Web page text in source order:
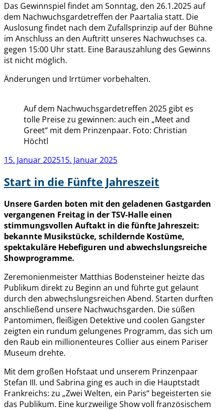
Das Gewinnspiel findet am Sonntag, den 26.1.2025 auf
dem Nachwuchsgardetreffen der Paartalia statt. Die
Auslosung findet nach dem Zufallsprinzip auf der Bühne
im Anschluss an den Auftritt unseres Nachwuchses ca.
gegen 15:00 Uhr statt. Eine Barauszahlung des Gewinns
ist nicht möglich.
Änderungen und Irrtümer vorbehalten.
Auf dem Nachwuchsgardetreffen 2025 gibt es
tolle Preise zu gewinnen: auch ein „Meet and
Greet“ mit dem Prinzenpaar. Foto: Christian
Höchtl
Veröffentlicht
15. Januar 202515. Januar 2025
Start in die Fünfte Jahreszeit
Unsere Garden boten mit den geladenen Gastgarden
vergangenen Freitag in der TSV-Halle einen
stimmungsvollen Auftakt in die fünfte Jahreszeit:
bekannte Musikstücke, schildernde Kostüme,
spektakuläre Hebefiguren und abwechslungsreiche
Showprogramme.
Zeremonienmeister Matthias Bodensteiner heizte das
Publikum direkt zu Beginn an und führte gut gelaunt
durch den abwechslungsreichen Abend. Starten durften
anschließend unsere Nachwuchsgarden. Die süßen
Pantomimen, fleißigen Detektive und coolen Gangster
zeigten ein rundum gelungenes Programm, das sich um
den Raub ein millionenteures Collier aus einem Pariser
Museum drehte.
Mit dem großen Hofstaat und unserem Prinzenpaar
Stefan III. und Sabrina ging es auch in die Hauptstadt
Frankreichs: zu „Zwei Welten, ein Paris“ begeisterten sie
das Publikum. Eine kurzweilige Show voll französischem